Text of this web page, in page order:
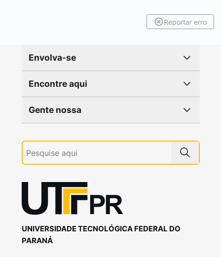
Reportar erro
Envolva-se
Encontre aqui
Gente nossa
UNIVERSIDADE TECNOLÓGICA FEDERAL DO
PARANÁ